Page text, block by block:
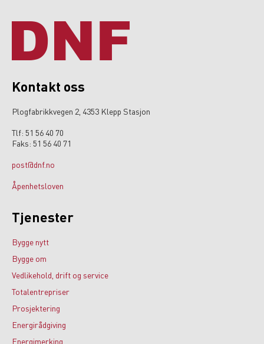
Kontakt oss
Plogfabrikkvegen 2, 4353 Klepp Stasjon
Tlf: 51 56 40 70
Faks: 51 56 40 71
post@dnf.no
Åpenhetsloven
Tjenester
Bygge nytt
Bygge om
Vedlikehold, drift og service
Totalentrepriser
Prosjektering
Energirådgiving
Energimerking